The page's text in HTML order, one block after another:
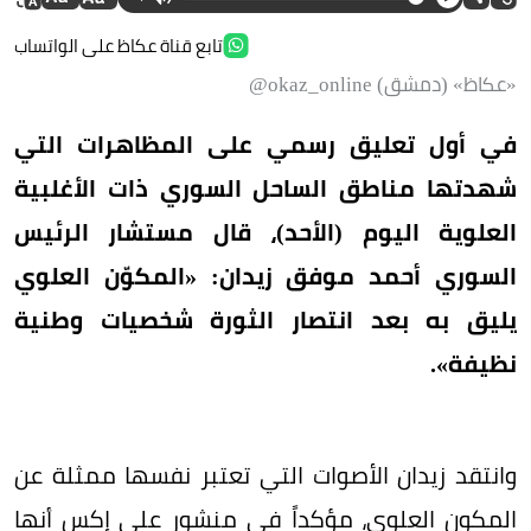
تابع قناة عكاظ على الواتساب
«عكاظ» (دمشق) okaz_online@
في أول تعليق رسمي على المظاهرات التي
شهدتها مناطق الساحل السوري ذات الأغلبية
العلوية اليوم (الأحد)، قال مستشار الرئيس
السوري أحمد موفق زيدان: «المكوّن العلوي
يليق به بعد انتصار الثورة شخصيات وطنية
نظيفة».
وانتقد زيدان الأصوات التي تعتبر نفسها ممثلة عن
المكون العلوي، مؤكداً في منشور على إكس أنها